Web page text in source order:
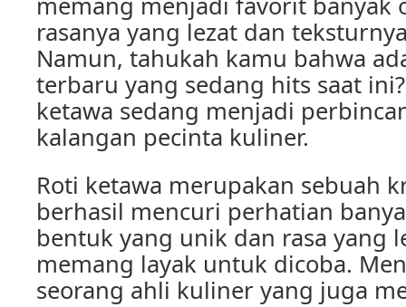
rasanya yang lezat dan
Namun, tahukah kamu bahwa
terbaru yang sedang hits saat
ketawa sedang menjadi
kalangan pecinta kuliner.
Roti ketawa merupakan sebuah
berhasil mencuri perhatian
bentuk yang unik dan rasa yang
memang layak untuk dicoba.
seorang ahli kuliner yang juga